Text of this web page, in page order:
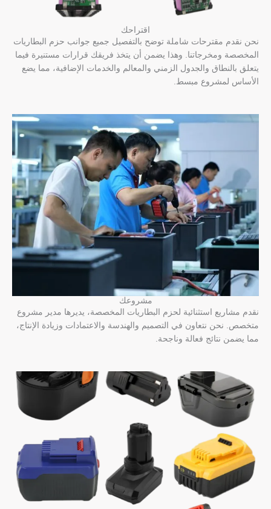
اقتراحك
نحن نقدم مقترحات شاملة توضح بالتفصيل جميع جوانب حزم البطاريات
المخصصة ومخرجاتنا. وهذا يضمن أن يتخذ فريقك قرارات مستنيرة فيما
يتعلق بالنطاق والجدول الزمني والمعالم والخدمات الإضافية، مما يضع
الأساس لمشروع مبسط.
مشروعك
نقدم مشاريع استثنائية لحزم البطاريات المخصصة، يديرها مدير مشروع
متخصص. نحن نتعاون في التصميم والهندسة والاعتمادات وزيادة الإنتاج،
مما يضمن نتائج فعالة وناجحة.